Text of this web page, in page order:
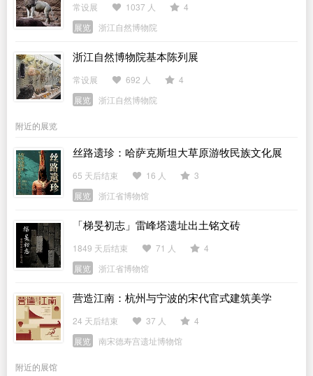
常设展 1037 人
4
展览
浙江自然博物院
浙江自然博物院基本陈列展
常设展 692 人
4
展览
浙江自然博物院
附近的展览
丝路遗珍：哈萨克斯坦大草原游牧民族文化展
65 天后结束 16 人
3
展览
浙江省博物馆
「梯旻初志」雷峰塔遗址出土铭文砖
1849 天后结束 71 人
4
展览
浙江省博物馆
营造江南：杭州与宁波的宋代官式建筑美学
24 天后结束 37 人
4
展览
南宋德寿宫遗址博物馆
附近的展馆